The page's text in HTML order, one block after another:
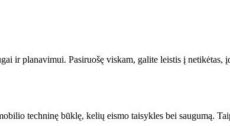
ir planavimui. Pasiruošę viskam, galite leistis į netikėtas,
techninę būklę, kelių eismo taisykles bei saugumą.